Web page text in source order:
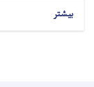
بیشتر